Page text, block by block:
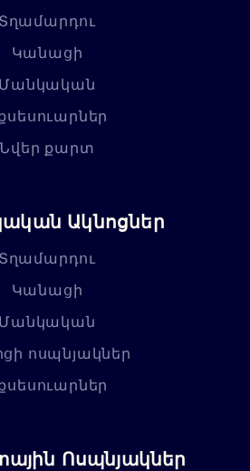
Տղամարդու
Կանացի
Մանկական
Նվեր քարտ
Ակնոցներ
Տղամարդու
Կանացի
Մանկական
ոսպնյակներ
Ոսպնյակներ